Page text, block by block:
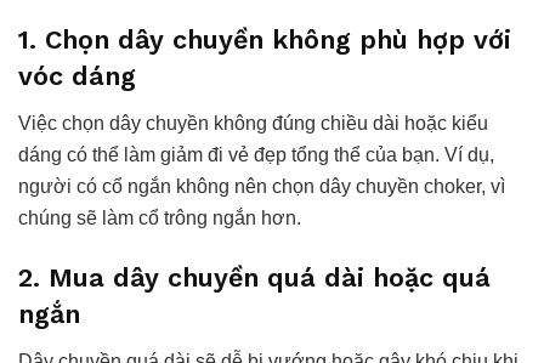
1. Chọn dây chuyền không phù hợp với
vóc dáng
Việc chọn dây chuyền không đúng chiều dài hoặc kiểu
dáng có thể làm giảm đi vẻ đẹp tổng thể của bạn. Ví dụ,
người có cổ ngắn không nên chọn dây chuyền choker, vì
chúng sẽ làm cổ trông ngắn hơn.
2. Mua dây chuyền quá dài hoặc quá
ngắn